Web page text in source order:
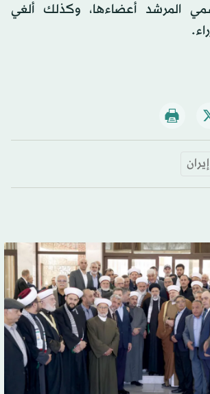
المرشد أعضاءها، وكذلك ألغي